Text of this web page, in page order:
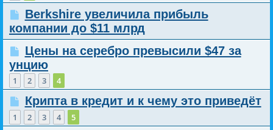
Berkshire увеличила прибыль
компании до $11 млрд
Цены на серебро превысили $47 за
унцию
1 2 3 4
Крипта в кредит и к чему это приведёт
1 2 3 4 5